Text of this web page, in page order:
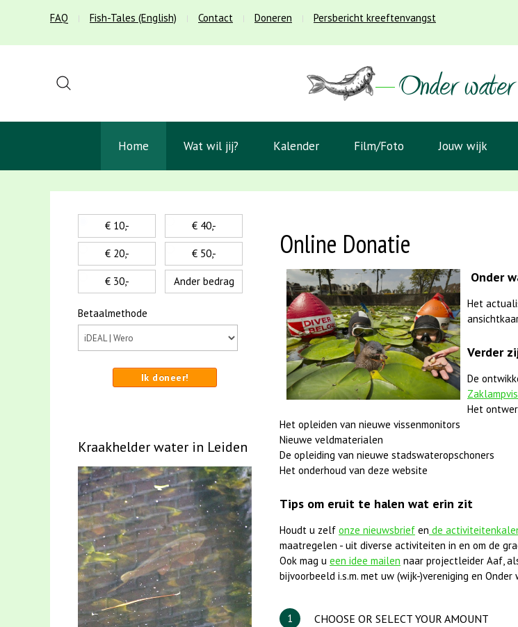
FAQ Fish-Tales (English) Contact Doneren Persbericht kreeftenvangst
Home Wat wil jij? Kalender Film/Foto Jouw wijk
Online Donatie
Onder
Het
Verder
De
Het
Het opleiden van nieuwe vissenmonitors
Nieuwe veldmaterialen
De opleiding van nieuwe stadswateropschoners
Het onderhoud van deze website
Tips om eruit te halen wat erin zit
Houdt u zelf onze nieuwsbrief en de
maatregelen - uit diverse activiteiten in en om de
Ook mag u een idee mailen naar projectleider Aaf,
bijvoorbeeld i.s.m. met uw (wijk-)vereniging en Onder
1 CHOOSE OR SELECT YOUR AMOUNT
€ 10,-
€ 20,-
€ 30,-
€ 40,-
€ 50,-
Ander bedrag
Betaalmethode
Ik doneer!
Kraakhelder water in Leiden